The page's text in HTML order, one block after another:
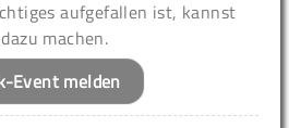
aufgefallen ist, kannst
machen.
Event melden